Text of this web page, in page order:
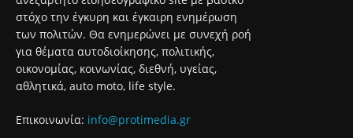
Με το Παρατηρητήριο Έργων η Περιφέρεια Αττικής αποκτά
ένα από τα πρώτα ολοκληρωμένα ψηφιακά εργαλεία στην
Ευρώπη για τη διαφάνεια και τη λογοδοσία
8 Αυγούστου 2026